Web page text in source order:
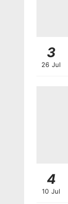
3
26 Jul
4
10 Jul